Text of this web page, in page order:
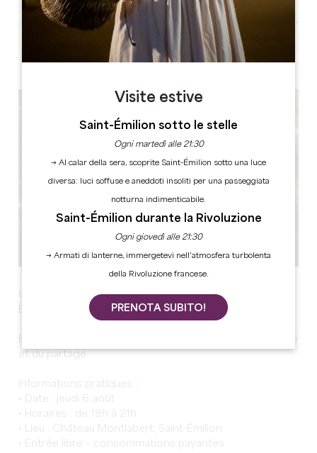
Garden Afterwork au Château Montlabert, à Saint-
Émilion le jeudi 6 août, de 18h à 21h.
Bingo champêtre, placée sous le signe de la convivialité
et du partage.
Informations pratiques :
• Date : jeudi 6 août
• Horaires : de 18h à 21h
• Lieu : Château Montlabert, Saint-Émilion
• Entrée libre – consommations payantes
Visite estive
Saint-Émilion sotto le stelle
Ogni martedì alle 21:30
→ Al calar della sera, scoprite Saint-Émilion sotto una luce
diversa: luci soffuse e aneddoti insoliti per una passeggiata
notturna indimenticabile.
Saint-Émilion durante la Rivoluzione
Ogni giovedì alle 21:30
→ Armati di lanterne, immergetevi nell’atmosfera turbolenta
della Rivoluzione francese.
PRENOTA SUBITO!